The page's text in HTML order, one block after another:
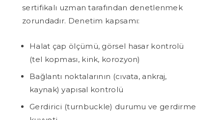
sertifikalı uzman tarafından denetlenmek
zorundadır. Denetim kapsamı:
Halat çap ölçümü, görsel hasar kontrolü
(tel kopması, kink, korozyon)
Bağlantı noktalarının (cıvata, ankraj,
kaynak) yapısal kontrolü
Gerdirici (turnbuckle) durumu ve gerdirme